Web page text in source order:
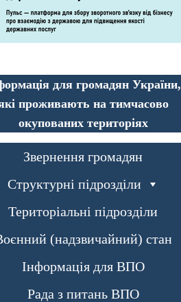
для громадян України,
проживають на тимчасово
окупованих територіях
Звернення громадян
Структурні підрозділи
Територіальні підрозділи
(надзвичайний) стан
Інформація для ВПО
Рада з питань ВПО